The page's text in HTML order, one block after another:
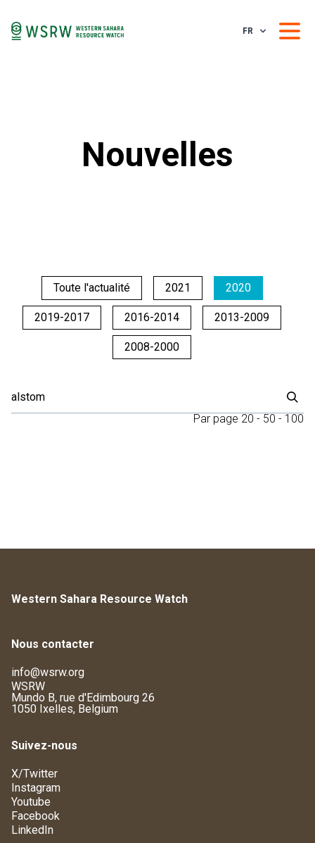
FR
Nouvelles
Toute l'actualité 2021 2020
2019-2017 2016-2014 2013-2009
2008-2000
Par page 20 - 50 - 100
Western Sahara Resource Watch
Nous contacter
info@wsrw.org
WSRW
Mundo B, rue d'Edimbourg 26
1050 Ixelles, Belgium
Suivez-nous
X/Twitter
Instagram
Youtube
Facebook
LinkedIn